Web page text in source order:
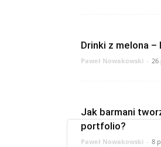
Drinki z melona
Paweł Nowakowski - 26
Jak barmani
portfolio?
Paweł Nowakowski - 8